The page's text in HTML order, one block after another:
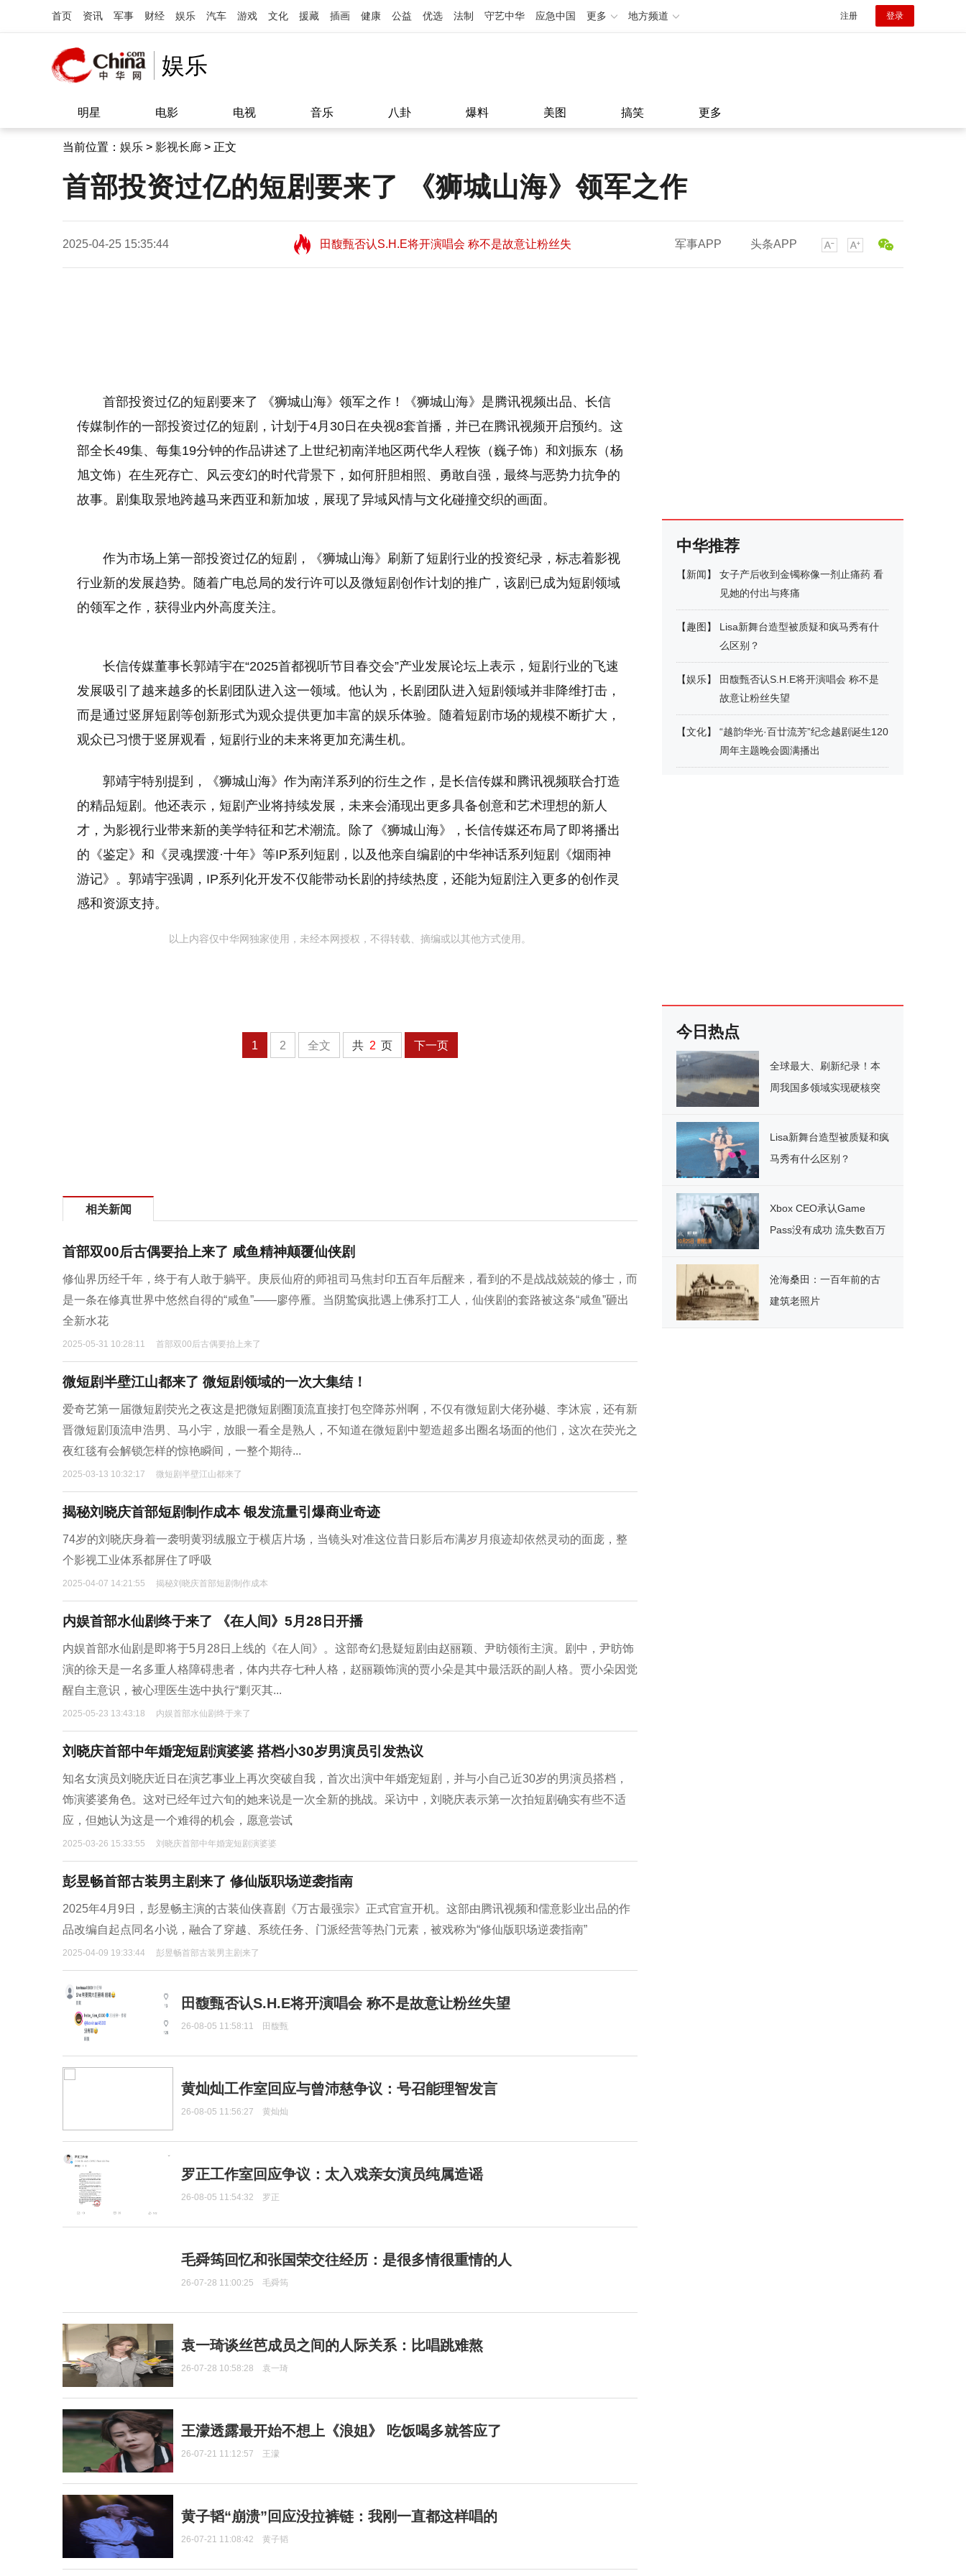
首页 资讯 军事 财经 娱乐 汽车 游戏 文化 援藏 插画 健康 公益 优选 法制 守艺中华 应急中国 更多 地方频道 注册 登录
娱乐
明星 电影 电视 音乐 八卦 爆料 美图 搞笑 更多
当前位置： 娱乐 > 影视长廊 > 正文
首部投资过亿的短剧要来了 《狮城山海》领军之作
2025-04-25 15:35:44
田馥甄否认S.H.E将开演唱会 称不是故意让粉丝失
望11:08
田馥甄否认S.H.E将开演唱会 称不是故意让粉丝失
军事APP 头条APP
首部投资过亿的短剧要来了 《狮城山海》领军之作！《狮城山海》是腾讯视频出品、长信
传媒制作的一部投资过亿的短剧，计划于4月30日在央视8套首播，并已在腾讯视频开启预约。这
部全长49集、每集19分钟的作品讲述了上世纪初南洋地区两代华人程恢（巍子饰）和刘振东（杨
旭文饰）在生死存亡、风云变幻的时代背景下，如何肝胆相照、勇敢自强，最终与恶势力抗争的
故事。剧集取景地跨越马来西亚和新加坡，展现了异域风情与文化碰撞交织的画面。
作为市场上第一部投资过亿的短剧，《狮城山海》刷新了短剧行业的投资纪录，标志着影视
行业新的发展趋势。随着广电总局的发行许可以及微短剧创作计划的推广，该剧已成为短剧领域
的领军之作，获得业内外高度关注。
长信传媒董事长郭靖宇在“2025首都视听节目春交会”产业发展论坛上表示，短剧行业的飞速
发展吸引了越来越多的长剧团队进入这一领域。他认为，长剧团队进入短剧领域并非降维打击，
而是通过竖屏短剧等创新形式为观众提供更加丰富的娱乐体验。随着短剧市场的规模不断扩大，
观众已习惯于竖屏观看，短剧行业的未来将更加充满生机。
郭靖宇特别提到，《狮城山海》作为南洋系列的衍生之作，是长信传媒和腾讯视频联合打造
的精品短剧。他还表示，短剧产业将持续发展，未来会涌现出更多具备创意和艺术理想的新人
才，为影视行业带来新的美学特征和艺术潮流。除了《狮城山海》，长信传媒还布局了即将播出
的《鉴定》和《灵魂摆渡·十年》等IP系列短剧，以及他亲自编剧的中华神话系列短剧《烟雨神
游记》。郭靖宇强调，IP系列化开发不仅能带动长剧的持续热度，还能为短剧注入更多的创作灵
感和资源支持。
以上内容仅中华网独家使用，未经本网授权，不得转载、摘编或以其他方式使用。
1 2 全文 共 2 页 下一页
相关新闻
首部双00后古偶要抬上来了 咸鱼精神颠覆仙侠剧
修仙界历经千年，终于有人敢于躺平。庚辰仙府的师祖司马焦封印五百年后醒来，看到的不是战战兢兢的修士，而
是一条在修真世界中悠然自得的“咸鱼”——廖停雁。当阴鸷疯批遇上佛系打工人，仙侠剧的套路被这条“咸鱼”砸出
全新水花
2025-05-31 10:28:11 首部双00后古偶要抬上来了
微短剧半壁江山都来了 微短剧领域的一次大集结！
爱奇艺第一届微短剧荧光之夜这是把微短剧圈顶流直接打包空降苏州啊，不仅有微短剧大佬孙樾、李沐宸，还有新
晋微短剧顶流申浩男、马小宇，放眼一看全是熟人，不知道在微短剧中塑造超多出圈名场面的他们，这次在荧光之
夜红毯有会解锁怎样的惊艳瞬间，一整个期待...
2025-03-13 10:32:17 微短剧半壁江山都来了
揭秘刘晓庆首部短剧制作成本 银发流量引爆商业奇迹
74岁的刘晓庆身着一袭明黄羽绒服立于横店片场，当镜头对准这位昔日影后布满岁月痕迹却依然灵动的面庞，整
个影视工业体系都屏住了呼吸
2025-04-07 14:21:55 揭秘刘晓庆首部短剧制作成本
内娱首部水仙剧终于来了 《在人间》5月28日开播
内娱首部水仙剧是即将于5月28日上线的《在人间》。这部奇幻悬疑短剧由赵丽颖、尹昉领衔主演。剧中，尹昉饰
演的徐天是一名多重人格障碍患者，体内共存七种人格，赵丽颖饰演的贾小朵是其中最活跃的副人格。贾小朵因觉
醒自主意识，被心理医生选中执行“剿灭其...
2025-05-23 13:43:18 内娱首部水仙剧终于来了
刘晓庆首部中年婚宠短剧演婆婆 搭档小30岁男演员引发热议
知名女演员刘晓庆近日在演艺事业上再次突破自我，首次出演中年婚宠短剧，并与小自己近30岁的男演员搭档，
饰演婆婆角色。这对已经年过六旬的她来说是一次全新的挑战。采访中，刘晓庆表示第一次拍短剧确实有些不适
应，但她认为这是一个难得的机会，愿意尝试
2025-03-26 15:33:55 刘晓庆首部中年婚宠短剧演婆婆
彭昱畅首部古装男主剧来了 修仙版职场逆袭指南
2025年4月9日，彭昱畅主演的古装仙侠喜剧《万古最强宗》正式官宣开机。这部由腾讯视频和儒意影业出品的作
品改编自起点同名小说，融合了穿越、系统任务、门派经营等热门元素，被戏称为“修仙版职场逆袭指南”
2025-04-09 19:33:44 彭昱畅首部古装男主剧来了
田馥甄否认S.H.E将开演唱会 称不是故意让粉丝失望
26-08-05 11:58:11 田馥甄
黄灿灿工作室回应与曾沛慈争议：号召能理智发言
26-08-05 11:56:27 黄灿灿
罗正工作室回应争议：太入戏亲女演员纯属造谣
26-08-05 11:54:32 罗正
毛舜筠回忆和张国荣交往经历：是很多情很重情的人
26-07-28 11:00:25 毛舜筠
袁一琦谈丝芭成员之间的人际关系：比唱跳难熬
26-07-28 10:58:28 袁一琦
王濛透露最开始不想上《浪姐》 吃饭喝多就答应了
26-07-21 11:12:57 王濛
黄子韬“崩溃”回应没拉裤链：我刚一直都这样唱的
26-07-21 11:08:42 黄子韬
中华推荐
【新闻】
女子产后收到金镯称像一剂止痛药 看
见她的付出与疼痛
【趣图 】
Lisa新舞台造型被质疑和疯马秀有什
么区别？
【娱乐】
田馥甄否认S.H.E将开演唱会 称不是
故意让粉丝失望
【文化】
“越韵华光·百廿流芳”纪念越剧诞生120
周年主题晚会圆满播出
今日热点
全球最大、刷新纪录！本
周我国多领域实现硬核突
Lisa新舞台造型被质疑和疯
马秀有什么区别？
Xbox CEO承认Game
Pass没有成功 流失数百万
沧海桑田：一百年前的古
建筑老照片